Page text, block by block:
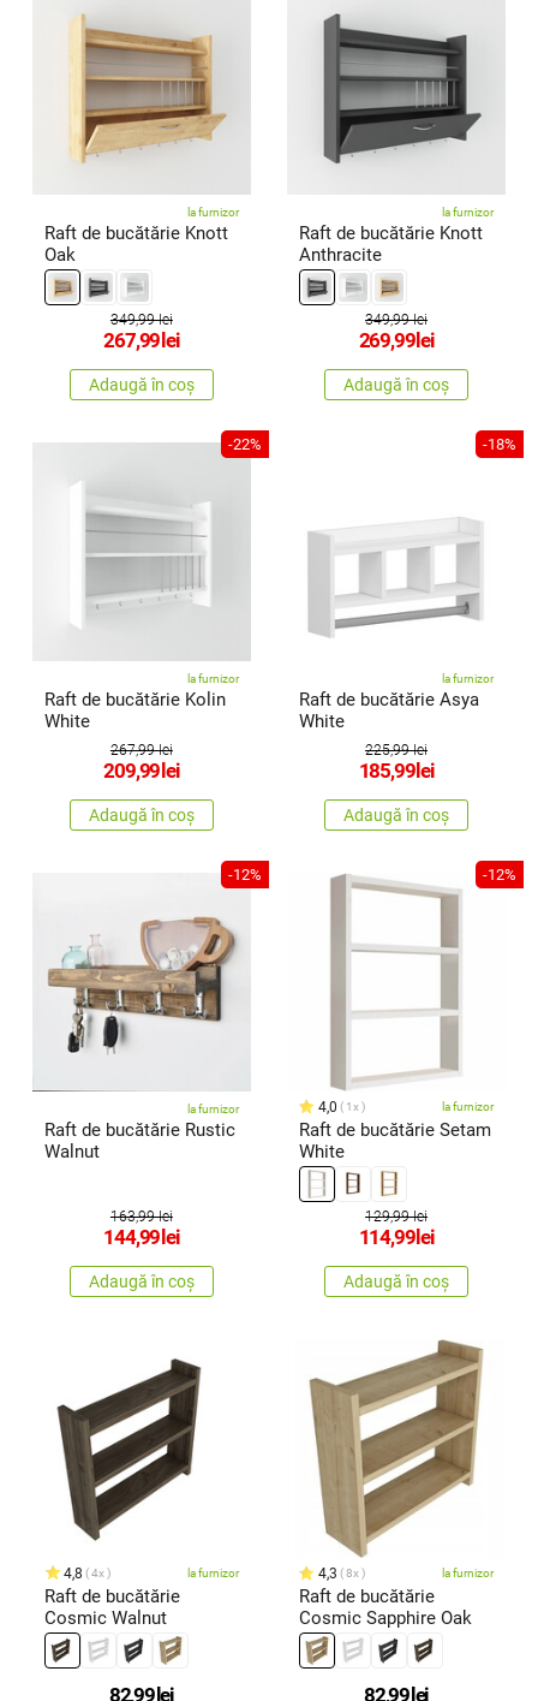
la furnizor
Raft de bucătărie Knott
Oak
349,99 lei
267,99 lei
Adaugă în coș
la furnizor
Raft de bucătărie Knott
Anthracite
349,99 lei
269,99 lei
Adaugă în coș
-22%
la furnizor
Raft de bucătărie Kolin
White
267,99 lei
209,99 lei
Adaugă în coș
-18%
la furnizor
Raft de bucătărie Asya
White
225,99 lei
185,99 lei
Adaugă în coș
-12%
la furnizor
Raft de bucătărie Rustic
Walnut
163,99 lei
144,99 lei
Adaugă în coș
-12%
4,0 1x la furnizor
Raft de bucătărie Setam
White
129,99 lei
114,99 lei
Adaugă în coș
4,8 4x la furnizor
Raft de bucătărie
Cosmic Walnut
82,99 lei
4,3 8x la furnizor
Raft de bucătărie
Cosmic Sapphire Oak
82,99 lei